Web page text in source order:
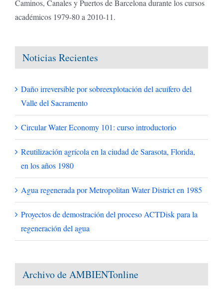
Caminos, Canales y Puertos de Barcelona durante los cursos
académicos 1979-80 a 2010-11.
Noticias Recientes
Daño irreversible por sobreexplotación del acuífero del
Valle del Sacramento
Circular Water Economy 101: curso introductorio
Reutilización agrícola en la ciudad de Sarasota, Florida,
en los años 1980
Agua regenerada por Metropolitan Water District en 1985
Proyectos de demostración del proceso ACTDisk para la
regeneración del agua
Archivo de AMBIENTonline